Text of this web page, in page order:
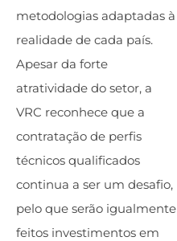
metodologias adaptadas à
realidade de cada país.
Apesar da forte
atratividade do setor, a
VRC reconhece que a
contratação de perfis
técnicos qualificados
continua a ser um desafio,
pelo que serão igualmente
feitos investimentos em